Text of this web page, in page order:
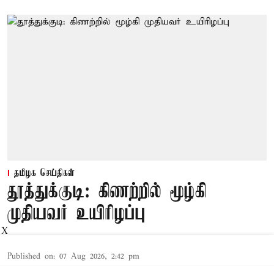
தமிழக செய்திகள்
தூத்துக்குடி: கிணற்றில் மூழ்கி
முதியவர் உயிரிழப்பு
Published on: 07 Aug 2026, 2:42 pm
X